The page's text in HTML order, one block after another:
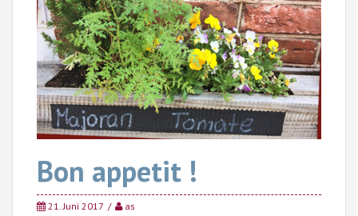
Bon appetit !
21. Juni 2017 as